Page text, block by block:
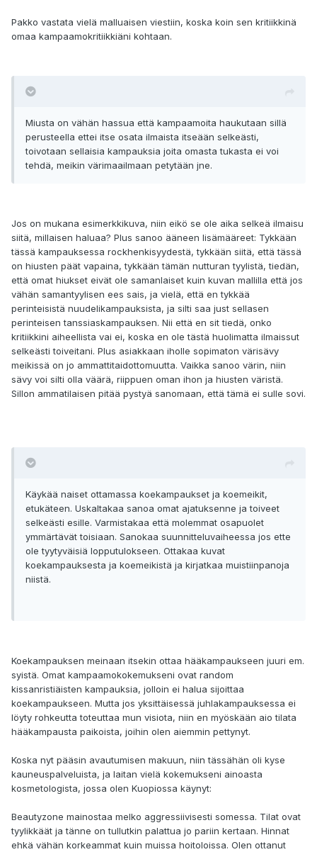
Pakko vastata vielä malluaisen viestiin, koska koin sen kritiikkinä
omaa kampaamokritiikkiäni kohtaan.
Miusta on vähän hassua että kampaamoita haukutaan sillä
perusteella ettei itse osata ilmaista itseään selkeästi,
toivotaan sellaisia kampauksia joita omasta tukasta ei voi
tehdä, meikin värimaailmaan petytään jne.
Jos on mukana esimerkkikuva, niin eikö se ole aika selkeä ilmaisu
siitä, millaisen haluaa? Plus sanoo ääneen lisämääreet: Tykkään
tässä kampauksessa rockhenkisyydestä, tykkään siitä, että tässä
on hiusten päät vapaina, tykkään tämän nutturan tyylistä, tiedän,
että omat hiukset eivät ole samanlaiset kuin kuvan mallilla että jos
vähän samantyylisen ees sais, ja vielä, että en tykkää
perinteisistä nuudelikampauksista, ja silti saa just sellasen
perinteisen tanssiaskampauksen. Nii että en sit tiedä, onko
kritiikkini aiheellista vai ei, koska en ole tästä huolimatta ilmaissut
selkeästi toiveitani. Plus asiakkaan iholle sopimaton värisävy
meikissä on jo ammattitaidottomuutta. Vaikka sanoo värin, niin
sävy voi silti olla väärä, riippuen oman ihon ja hiusten väristä.
Sillon ammatilaisen pitää pystyä sanomaan, että tämä ei sulle sovi.
Käykää naiset ottamassa koekampaukset ja koemeikit,
etukäteen. Uskaltakaa sanoa omat ajatuksenne ja toiveet
selkeästi esille. Varmistakaa että molemmat osapuolet
ymmärtävät toisiaan. Sanokaa suunnitteluvaiheessa jos ette
ole tyytyväisiä lopputulokseen. Ottakaa kuvat
koekampauksesta ja koemeikistä ja kirjatkaa muistiinpanoja
niistä.
Koekampauksen meinaan itsekin ottaa hääkampaukseen juuri em.
syistä. Omat kampaamokokemukseni ovat random
kissanristiäisten kampauksia, jolloin ei halua sijoittaa
koekampaukseen. Mutta jos yksittäisessä juhlakampauksessa ei
löyty rohkeutta toteuttaa mun visiota, niin en myöskään aio tilata
hääkampausta paikoista, joihin olen aiemmin pettynyt.
Koska nyt pääsin avautumisen makuun, niin tässähän oli kyse
kauneuspalveluista, ja laitan vielä kokemukseni ainoasta
kosmetologista, jossa olen Kuopiossa käynyt:
Beautyzone mainostaa melko aggressiivisesti somessa. Tilat ovat
tyylikkäät ja tänne on tullutkin palattua jo pariin kertaan. Hinnat
ehkä vähän korkeammat kuin muissa hoitoloissa. Olen ottanut